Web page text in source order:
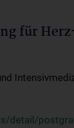
für